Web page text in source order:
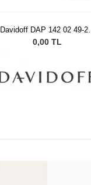
Davidoff DAP 142 02 49-21-
145
0,00 TL